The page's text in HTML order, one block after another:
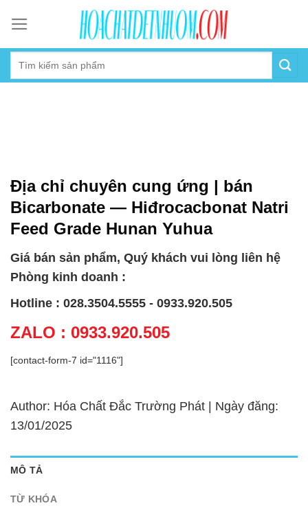
content
Địa chỉ chuyên cung ứng | bán
Bicarbonate — Hiđrocacbonat Natri
Feed Grade Hunan Yuhua
Giá bán sản phẩm, Quý khách vui lòng liên hệ
Phòng kinh doanh :
Hotline : 028.3504.5555 - 0933.920.505
ZALO : 0933.920.505
[contact-form-7 id="1116"]
Author: Hóa Chất Đắc Trường Phát | Ngày đăng:
13/01/2025
MÔ TẢ
TỪ KHÓA